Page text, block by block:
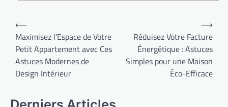
Navigation
de
l’article
⟵
Maximisez l’Espace de Votre
Petit Appartement avec Ces
Astuces Modernes de
Design Intérieur
Réduisez Votre Facture
Énergétique : Astuces
Simples pour une Maison
Éco-Efficace
⟶